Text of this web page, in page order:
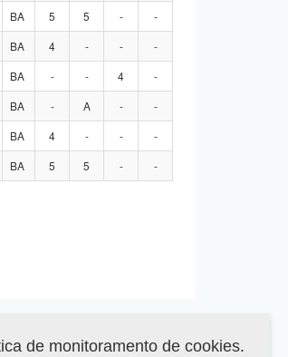
BA 5 5 -
-
BA 4 - -
-
BA - - 4
-
BA - A -
-
BA 4 - -
-
BA 5 5 - -
de monitoramento de cookies.